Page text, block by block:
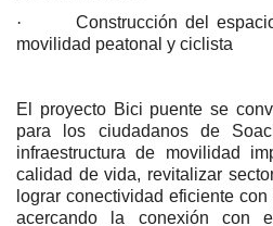
·
Construcción del
movilidad peatonal y ciclista
El proyecto Bici puente se
para los ciudadanos de
infraestructura de movilidad
calidad de vida, revitalizar
lograr conectividad eficiente
acercando la conexión con